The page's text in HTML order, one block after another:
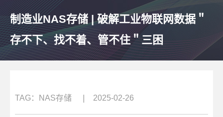
制造业NAS存储 | 破解工业物联网数据＂
存不下、找不着、管不住＂三困
TAG： NAS存储 2025-02-26